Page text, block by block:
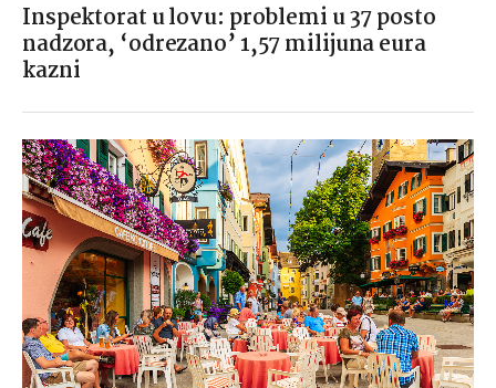
Inspektorat u lovu: problemi u 37 posto
nadzora, ‘odrezano’ 1,57 milijuna eura
kazni